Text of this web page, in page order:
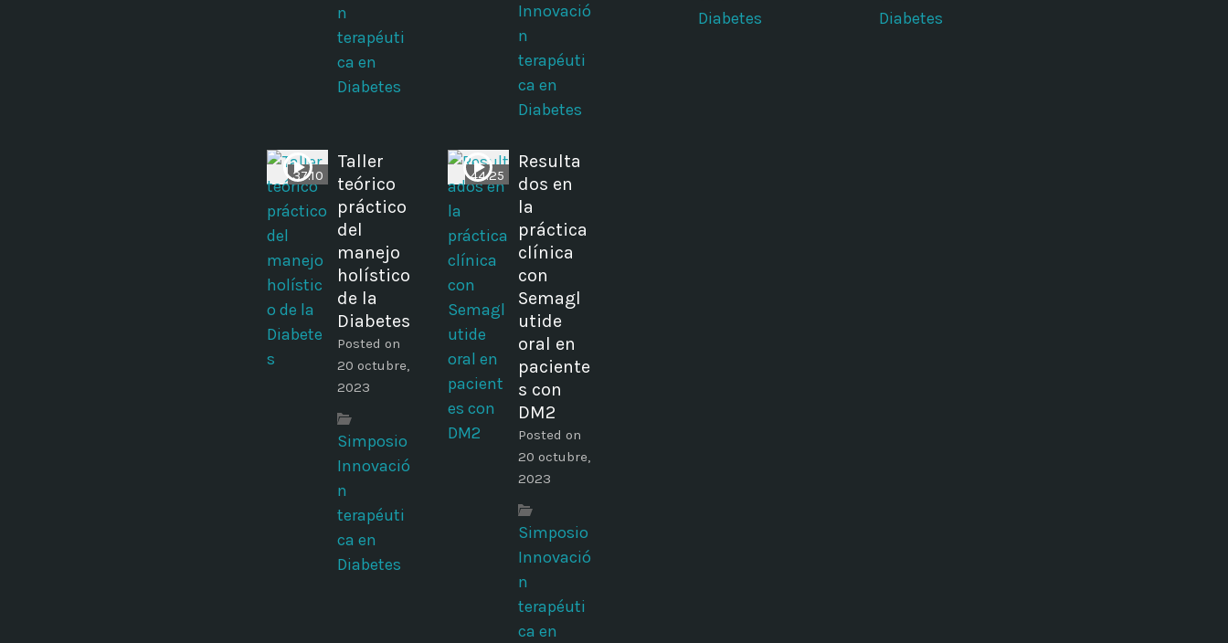
n
terapéuti
ca en
Diabetes
Innovació
n
terapéuti
ca en
Diabetes
Diabetes
Diabetes
37:10
Taller
teórico
práctico
del
manejo
holístico
de la
Diabetes
Posted on
20 octubre,
2023
Simposio
Innovació
n
terapéuti
ca en
Diabetes
44:25
Resulta
dos en
la
práctica
clínica
con
Semagl
utide
oral en
paciente
s con
DM2
Posted on
20 octubre,
2023
Simposio
Innovació
n
terapéuti
ca en